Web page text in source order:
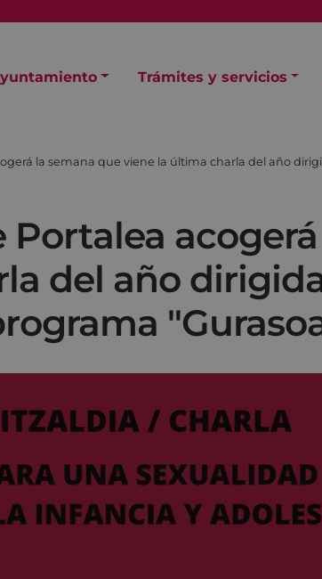
Trámites y servicios
la semana que viene la última charla del año
Portalea
del año